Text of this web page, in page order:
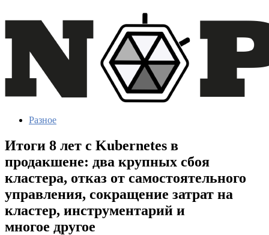
Разное
Итоги 8 лет с Kubernetes в
продакшене: два крупных сбоя
кластера, отказ от самостоятельного
управления, сокращение затрат на
кластер, инструментарий и
многое другое